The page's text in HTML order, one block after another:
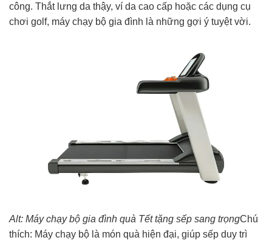
công. Thắt lưng da thậy, ví da cao cấp hoặc các dụng cụ
chơi golf, máy chạy bộ gia đình là những gợi ý tuyệt vời.
Alt: Máy chạy bộ gia đình quà Tết tặng sếp sang trọngChú
thích: Máy chạy bộ là món quà hiện đại, giúp sếp duy trì